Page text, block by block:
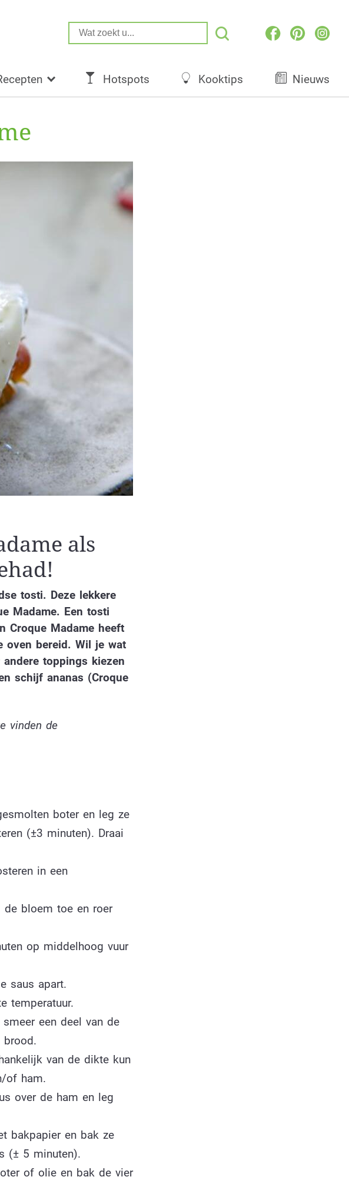
Hotspots Kooktips Nieuws
als
tosti. Deze lekkere
Madame. Een tosti
Croque Madame heeft
oven bereid. Wil je wat
toppings kiezen
schijf ananas (Croque
vinden de
boter en leg ze
(±3 minuten). Draai
in een
de bloem toe en roer
op middelhoog vuur
saus apart.
temperatuur.
een deel van de
brood.
van de dikte kun
of ham.
over de ham en leg
bakpapier en bak ze
(± 5 minuten).
of olie en bak de vier